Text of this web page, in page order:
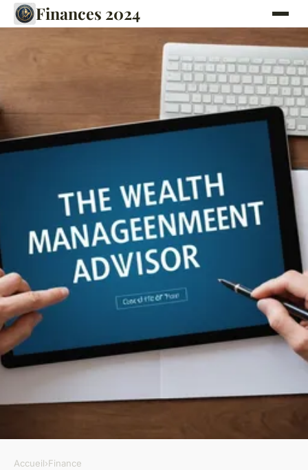
Finances 2024
Accueil›Finance